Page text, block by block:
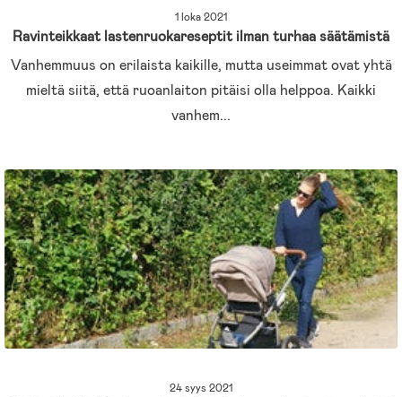
1 loka 2021
Ravinteikkaat lastenruokareseptit ilman turhaa säätämistä
Vanhemmuus on erilaista kaikille, mutta useimmat ovat yhtä
mieltä siitä, että ruoanlaiton pitäisi olla helppoa. Kaikki
vanhem...
24 syys 2021